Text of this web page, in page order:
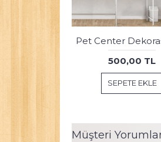
500,00 TL
SEPETE EKLE
Müşteri